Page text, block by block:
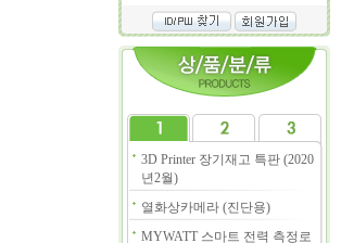
3D Printer 장기재고 특판 (2020
년2월)
열화상카메라 (진단용)
MYWATT 스마트 전력 측정로